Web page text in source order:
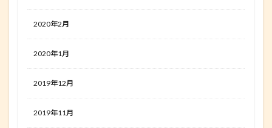
2020年2月
2020年1月
2019年12月
2019年11月